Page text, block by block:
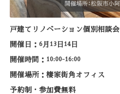
戸建てリノベーション個別相談会
開催日： 6 月 13 日 14 日
開催時間： 10:00-16:00
開催場所：棲家街角オフィス
予約制・参加費無料